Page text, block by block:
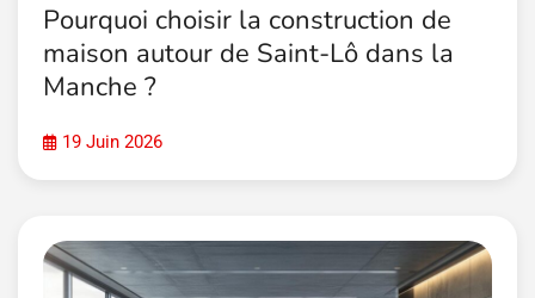
Pourquoi choisir la construction de
maison autour de Saint-Lô dans la
Manche ?
19 Juin 2026